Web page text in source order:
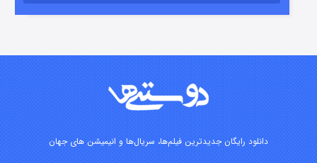
دانلود رایگان جدیدترین فیلم‌ها، سریال‌ها و انیمیشن های جهان